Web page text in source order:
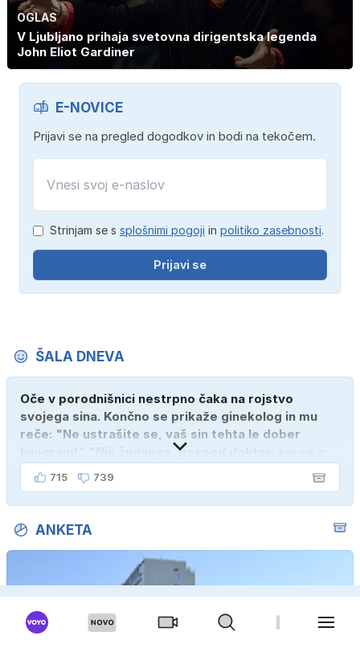
OGLAS
V Ljubljano prihaja svetovna dirigentska legenda
John Eliot Gardiner
E-NOVICE
Prijavi se na pregled dogodkov in bodi na tekočem.
Strinjam se s splošnimi pogoji in politiko zasebnosti.
Prijavi se
ŠALA DNEVA
Oče v porodnišnici nestrpno čaka na rojstvo
svojega sina. Končno se prikaže ginekolog in mu
reče: "Ne ustrašite se, vaš sin tehta le dober
kilogram!" "Nič čudnega, gospod doktor, saj se z
ženo poznava šele tri mesece."
715 739
ANKETA